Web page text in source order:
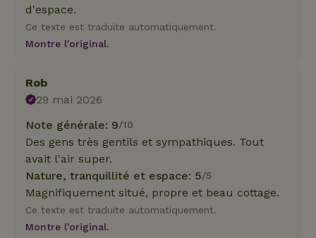
d'espace.
Ce texte est traduite automatiquement.
Montre l'original.
Rob
29 mai 2026
Note générale: 9/10
Des gens très gentils et sympathiques. Tout
avait l'air super.
Nature, tranquillité et espace: 5/5
Magnifiquement situé, propre et beau cottage.
Ce texte est traduite automatiquement.
Montre l'original.